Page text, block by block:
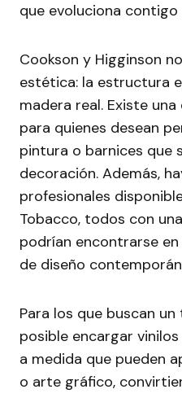
que evoluciona
Cookson y Higginson
estética: la estructura
madera real. Existe
para quienes desean
pintura o barnices que
decoración. Además,
profesionales
Tobacco, todos con
podrían encontrarse
de diseño
Para los que buscan
posible encargar
a medida que pueden
o arte gráfico,